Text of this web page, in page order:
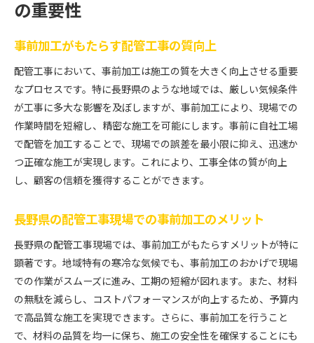
の重要性
事前加工がもたらす配管工事の質向上
配管工事において、事前加工は施工の質を大きく向上させる重要
なプロセスです。特に長野県のような地域では、厳しい気候条件
が工事に多大な影響を及ぼしますが、事前加工により、現場での
作業時間を短縮し、精密な施工を可能にします。事前に自社工場
で配管を加工することで、現場での誤差を最小限に抑え、迅速か
つ正確な施工が実現します。これにより、工事全体の質が向上
し、顧客の信頼を獲得することができます。
長野県の配管工事現場での事前加工のメリット
長野県の配管工事現場では、事前加工がもたらすメリットが特に
顕著です。地域特有の寒冷な気候でも、事前加工のおかげで現場
での作業がスムーズに進み、工期の短縮が図れます。また、材料
の無駄を減らし、コストパフォーマンスが向上するため、予算内
で高品質な施工を実現できます。さらに、事前加工を行うこと
で、材料の品質を均一に保ち、施工の安全性を確保することにも